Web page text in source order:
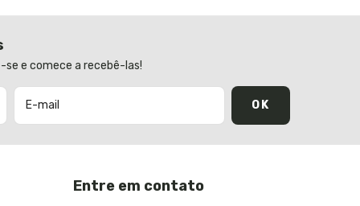
e comece a recebê-las!
Entre em contato